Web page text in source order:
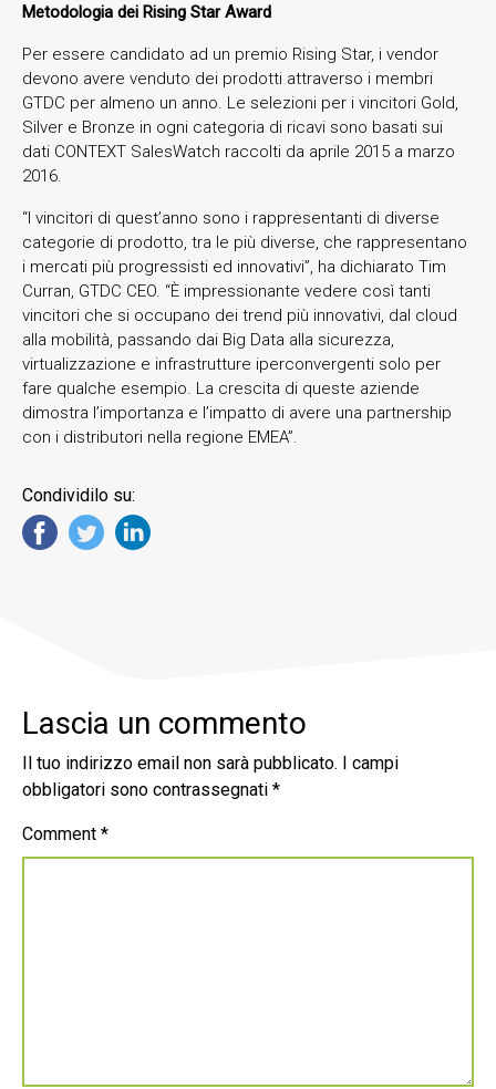
Metodologia dei Rising Star Award
Per essere candidato ad un premio Rising Star, i vendor
devono avere venduto dei prodotti attraverso i membri
GTDC per almeno un anno. Le selezioni per i vincitori Gold,
Silver e Bronze in ogni categoria di ricavi sono basati sui
dati CONTEXT SalesWatch raccolti da aprile 2015 a marzo
2016.
“I vincitori di quest’anno sono i rappresentanti di diverse
categorie di prodotto, tra le più diverse, che rappresentano
i mercati più progressisti ed innovativi”, ha dichiarato Tim
Curran, GTDC CEO. “È impressionante vedere così tanti
vincitori che si occupano dei trend più innovativi, dal cloud
alla mobilità, passando dai Big Data alla sicurezza,
virtualizzazione e infrastrutture iperconvergenti solo per
fare qualche esempio. La crescita di queste aziende
dimostra l’importanza e l’impatto di avere una partnership
con i distributori nella regione EMEA”.
Condividilo su:
Lascia un commento
Il tuo indirizzo email non sarà pubblicato.
I campi
obbligatori sono contrassegnati *
Comment *